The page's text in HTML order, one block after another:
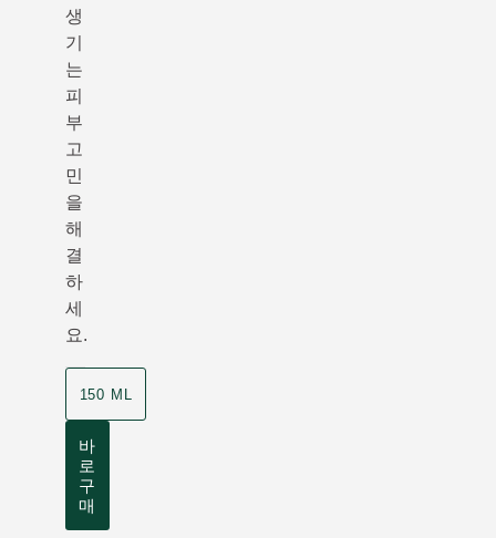
생
기
는
피
부
고
민
을
해
결
하
세
요.
150 ML
바
로
구
매